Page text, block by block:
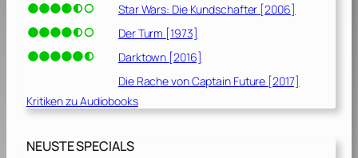
Star Wars: Die Kundschafter [2006]
Der Turm [1973]
Darktown [2016]
Die Rache von Captain Future [2017]
Kritiken zu Audiobooks
NEUSTE SPECIALS